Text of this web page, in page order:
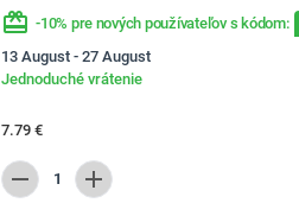
redeem -10% pre nových používateľov s kódom:
13 August - 27 August
Jednoduché vrátenie
7.79€
remove 1 add